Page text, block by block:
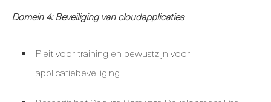
Domein 4: Beveiliging van cloudapplicaties
Pleit voor training en bewustzijn voor
applicatiebeveiliging